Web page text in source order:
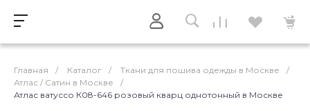
Главная / Каталог / Ткани для пошива одежды в Москве
/
Атлас / Cатин в Москве
/
Атлас ватуссо К08-646 розовый кварц однотонный в Москве